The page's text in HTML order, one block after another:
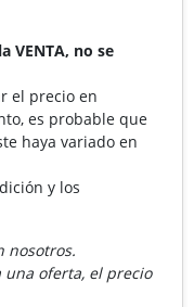
VENTA, no se
el precio en
es probable que
haya variado en
y los
nosotros.
una oferta, el precio